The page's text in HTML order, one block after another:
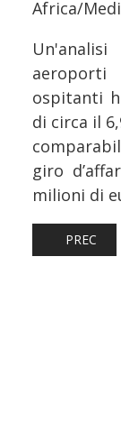
Africa/
aeroporti
ospitanti
di circa il
giro
milioni di
PREC